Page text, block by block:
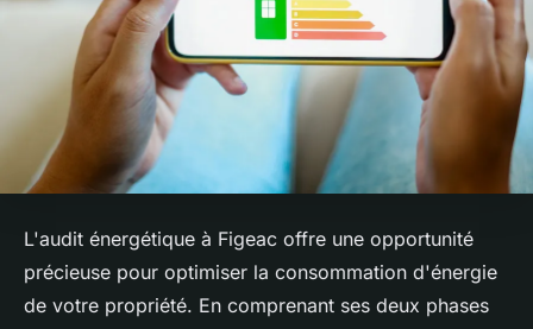
L'audit énergétique à Figeac offre une opportunité
précieuse pour optimiser la consommation d'énergie
de votre propriété. En comprenant ses deux phases